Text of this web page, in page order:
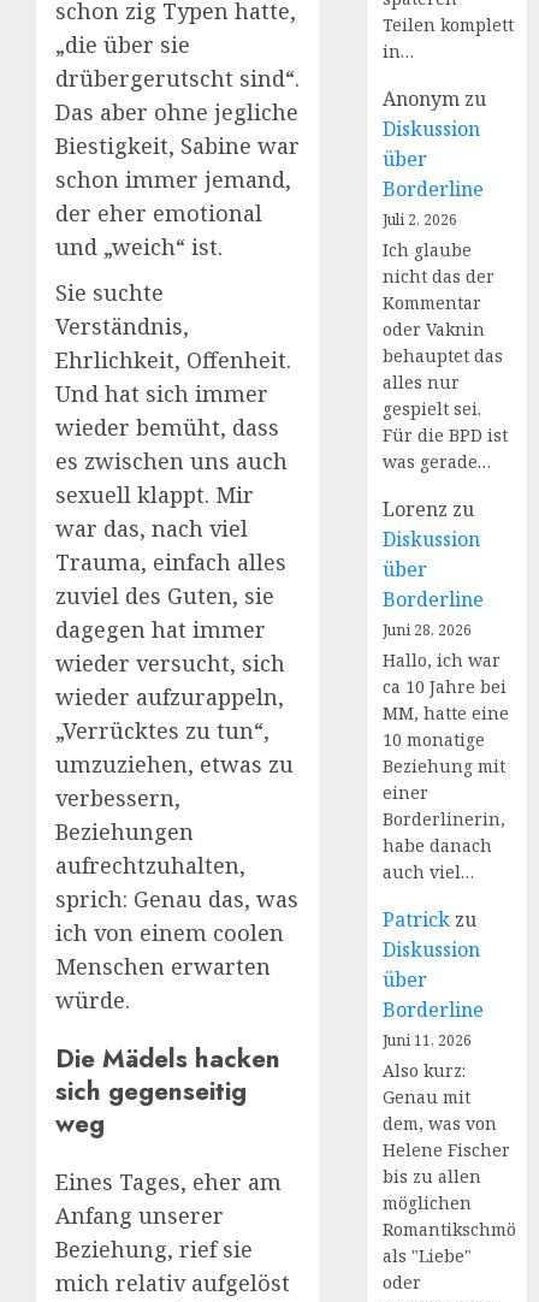
schon zig Typen hatte,
„die über sie
drübergerutscht sind“.
Das aber ohne jegliche
Biestigkeit, Sabine war
schon immer jemand,
der eher emotional
und „weich“ ist.
Sie suchte
Verständnis,
Ehrlichkeit, Offenheit.
Und hat sich immer
wieder bemüht, dass
es zwischen uns auch
sexuell klappt. Mir
war das, nach viel
Trauma, einfach alles
zuviel des Guten, sie
dagegen hat immer
wieder versucht, sich
wieder aufzurappeln,
„Verrücktes zu tun“,
umzuziehen, etwas zu
verbessern,
Beziehungen
aufrechtzuhalten,
sprich: Genau das, was
ich von einem coolen
Menschen erwarten
würde.
Die Mädels hacken
sich gegenseitig
weg
Eines Tages, eher am
Anfang unserer
Beziehung, rief sie
mich relativ aufgelöst
Teilen komplett
in…
Anonym zu
Diskussion
über
Borderline
Juli 2, 2026
Ich glaube
nicht das der
Kommentar
oder Vaknin
behauptet das
alles nur
gespielt sei.
Für die BPD ist
was gerade…
Lorenz zu
Diskussion
über
Borderline
Juni 28, 2026
Hallo, ich war
ca 10 Jahre bei
MM, hatte eine
10 monatige
Beziehung mit
einer
Borderlinerin,
habe danach
auch viel…
Patrick zu
Diskussion
über
Borderline
Juni 11, 2026
Also kurz:
Genau mit
dem, was von
Helene Fischer
bis zu allen
möglichen
als "Liebe"
oder